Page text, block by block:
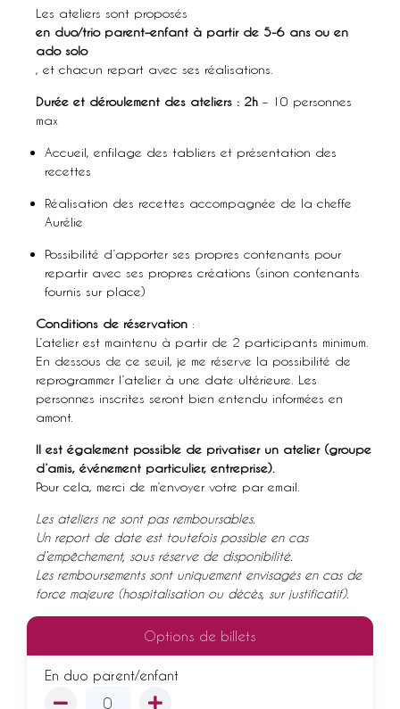
Les ateliers sont proposés
en duo/trio parent–enfant à partir de 5-6 ans ou en
ado solo
, et chacun repart avec ses réalisations.
Durée et déroulement des ateliers : 2h – 10 personnes
max
Accueil, enfilage des tabliers et présentation des
recettes
Réalisation des recettes accompagnée de la cheffe
Aurélie
Possibilité d’apporter ses propres contenants pour
repartir avec ses propres créations (sinon contenants
fournis sur place)
Conditions de réservation :
L’atelier est maintenu à partir de 2 participants minimum.
En dessous de ce seuil, je me réserve la possibilité de
reprogrammer l’atelier à une date ultérieure. Les
personnes inscrites seront bien entendu informées en
amont.
Il est également possible de privatiser un atelier (groupe
d’amis, événement particulier, entreprise).
Pour cela, merci de m’envoyer votre par email.
Les ateliers ne sont pas remboursables.
Un report de date est toutefois possible en cas
d’empêchement, sous réserve de disponibilité.
Les remboursements sont uniquement envisagés en cas de
force majeure (hospitalisation ou décès, sur justificatif).
Options de billets
En duo parent/enfant